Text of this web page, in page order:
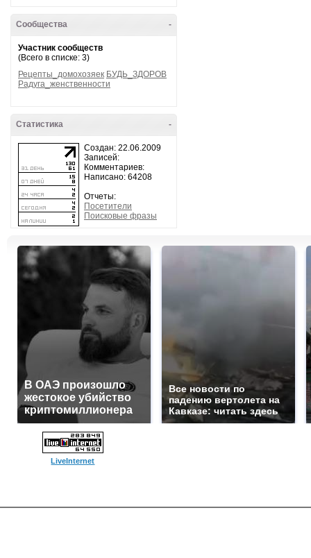
-
Сообщества
Участник сообществ
(Всего в списке: 3)
Рецепты_домохозяек БУДЬ_ЗДОРОВ
Радуга_женственности
-
Статистика
Создан: 22.06.2009
Записей:
Комментариев:
Написано: 64208
Отчеты:
Посетители
Поисковые фразы
В ОАЭ произошло
жестокое убийство
криптомиллионера
Все новости по
падению вертолета на
Кавказе: читать здесь
LiveInternet